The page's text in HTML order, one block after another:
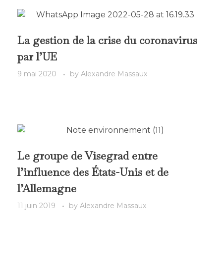
La gestion de la crise du coronavirus
par l’UE
9 mai 2020 by Alexandre Massaux
Le groupe de Visegrad entre
l’influence des États-Unis et de
l’Allemagne
11 juin 2019 by Alexandre Massaux